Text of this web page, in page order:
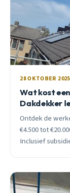
28 OKTOBER
Wat kost
Dakdekker
Ontdek de
€4.500 tot
Inclusief